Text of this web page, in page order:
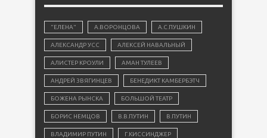
"ЕЛЕНА" А.ВОРОНЦОВА А.С.ПУШКИН
АЛЕКСАНДР УСС АЛЕКСЕЙ НАВАЛЬНЫЙ
АЛИСТЕР КРОУЛИ АМАН ТУЛЕЕВ
АНДРЕЙ ЗВЯГИНЦЕВ БЕНЕДИКТ КАМБЕРБЭТЧ
БОЖЕНА РЫНСКА БОЛЬШОЙ ТЕАТР
БОРИС НЕМЦОВ В.В.ПУТИН В.ПУТИН
ВЛАДИМИР ПУТИН Г.КИССИНДЖЕР